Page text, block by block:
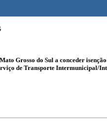
Grosso do Sul a conceder
de Transporte Intermunicipal/